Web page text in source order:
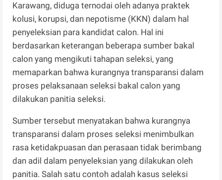
Karawang, diduga ternodai oleh adanya praktek
kolusi, korupsi, dan nepotisme (KKN) dalam hal
penyeleksian para kandidat calon. Hal ini
berdasarkan keterangan beberapa sumber bakal
calon yang mengikuti tahapan seleksi, yang
memaparkan bahwa kurangnya transparansi dalam
proses pelaksanaan seleksi bakal calon yang
dilakukan panitia seleksi.
Sumber tersebut menyatakan bahwa kurangnya
transparansi dalam proses seleksi menimbulkan
rasa ketidakpuasan dan perasaan tidak berimbang
dan adil dalam penyeleksian yang dilakukan oleh
panitia. Salah satu contoh adalah kasus seleksi